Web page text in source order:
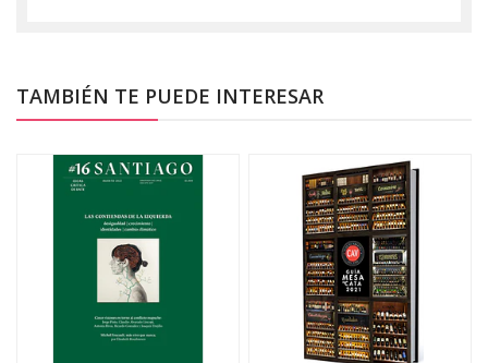
TAMBIÉN TE PUEDE INTERESAR